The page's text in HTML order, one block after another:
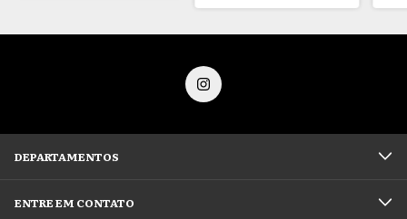
DEPARTAMENTOS
ENTRE EM CONTATO